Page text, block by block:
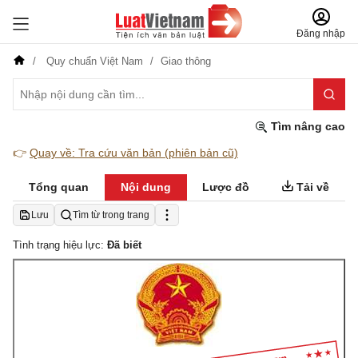
Đăng nhập
Quy chuẩn Việt Nam Giao thông
Tìm nâng cao
👉 Quay về: Tra cứu văn bản (phiên bản cũ)
Tổng quan Nội dung Lược đồ Tải về
Lưu Tìm từ trong trang
Tình trạng hiệu lực: Đã biết